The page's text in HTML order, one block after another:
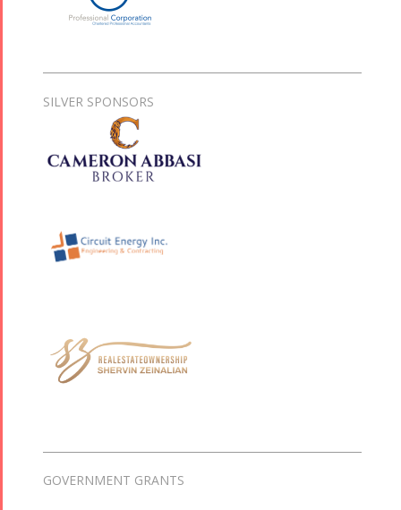
SILVER SPONSORS
GOVERNMENT GRANTS